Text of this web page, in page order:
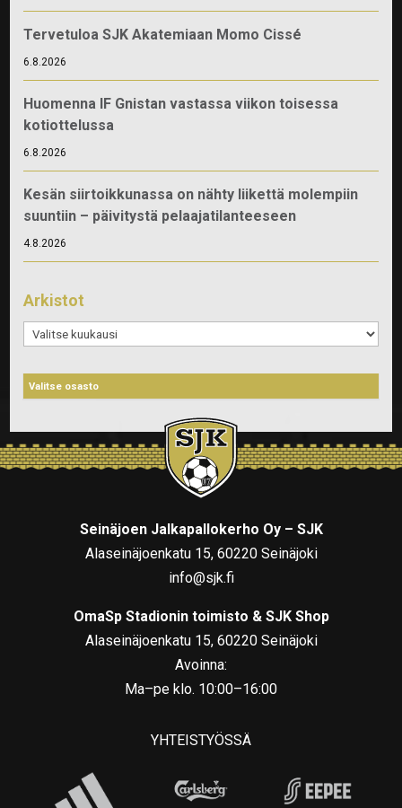
Tervetuloa SJK Akatemiaan Momo Cissé
6.8.2026
Huomenna IF Gnistan vastassa viikon toisessa
kotiottelussa
6.8.2026
Kesän siirtoikkunassa on nähty liikettä molempiin
suuntiin – päivitystä pelaajatilanteeseen
4.8.2026
Arkistot
Arkistot
Seinäjoen Jalkapallokerho Oy – SJK
Alaseinäjoenkatu 15, 60220 Seinäjoki
info@sjk.fi
OmaSp Stadionin toimisto & SJK Shop
Alaseinäjoenkatu 15, 60220 Seinäjoki
Avoinna:
Ma–pe klo. 10:00–16:00
YHTEISTYÖSSÄ